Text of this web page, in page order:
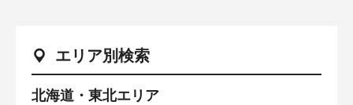
エリア別検索
北海道・東北エリア